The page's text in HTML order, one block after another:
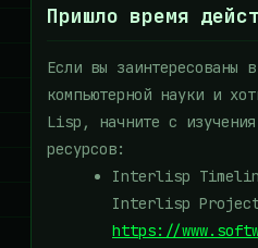
Пришло время
Если вы заинтересованы
компьютерной науки и
Lisp, начните с изучения
ресурсов:
Interlisp
Interlisp
https://